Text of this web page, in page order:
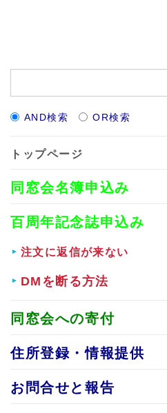
AND検索 OR検索
トップページ
同窓会名簿申込み
百周年記念誌申込み
注文に返信が来ない
DMを断る方法
同窓会への寄付
住所登録・情報提供
お問合せと報告